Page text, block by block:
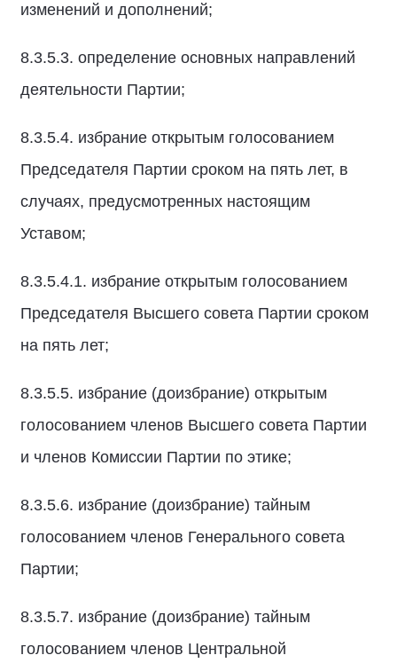
изменений и дополнений;
8.3.5.3. определение основных направлений
деятельности Партии;
8.3.5.4. избрание открытым голосованием
Председателя Партии сроком на пять лет, в
случаях, предусмотренных настоящим
Уставом;
8.3.5.4.1. избрание открытым голосованием
Председателя Высшего совета Партии сроком
на пять лет;
8.3.5.5. избрание (доизбрание) открытым
голосованием членов Высшего совета Партии
и членов Комиссии Партии по этике;
8.3.5.6. избрание (доизбрание) тайным
голосованием членов Генерального совета
Партии;
8.3.5.7. избрание (доизбрание) тайным
голосованием членов Центральной